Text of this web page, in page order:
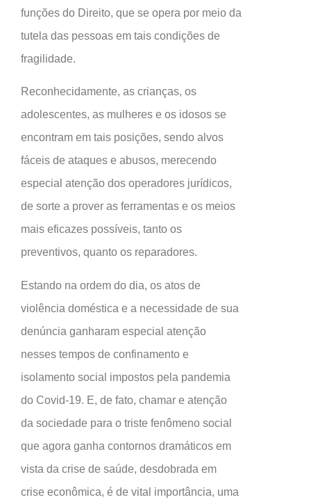
funções do Direito, que se opera por meio da
tutela das pessoas em tais condições de
fragilidade.
Reconhecidamente, as crianças, os
adolescentes, as mulheres e os idosos se
encontram em tais posições, sendo alvos
fáceis de ataques e abusos, merecendo
especial atenção dos operadores jurídicos,
de sorte a prover as ferramentas e os meios
mais eficazes possíveis, tanto os
preventivos, quanto os reparadores.
Estando na ordem do dia, os atos de
violência doméstica e a necessidade de sua
denúncia ganharam especial atenção
nesses tempos de confinamento e
isolamento social impostos pela pandemia
do Covid-19. E, de fato, chamar e atenção
da sociedade para o triste fenômeno social
que agora ganha contornos dramáticos em
vista da crise de saúde, desdobrada em
crise econômica, é de vital importância, uma